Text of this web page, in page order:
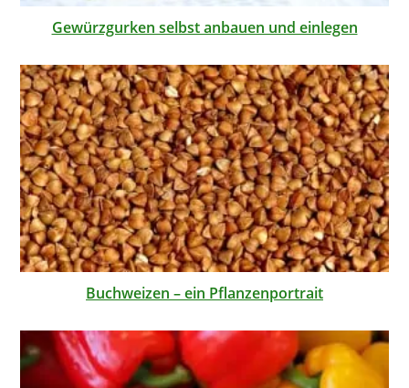
Gewürzgurken selbst anbauen und einlegen
Buchweizen – ein Pflanzenportrait